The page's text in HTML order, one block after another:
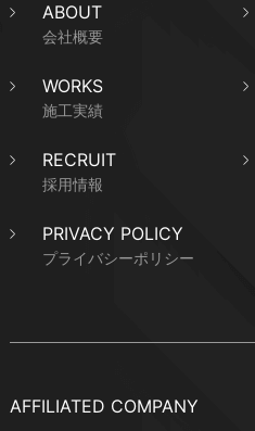
ABOUT
会社概要
WORKS
施工実績
RECRUIT
採用情報
PRIVACY POLICY
プライバシーポリシー
AFFILIATED COMPANY